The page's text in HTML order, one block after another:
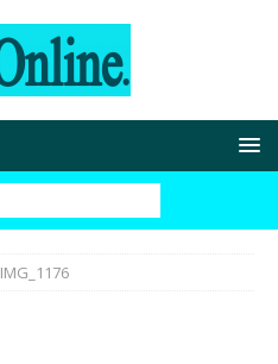
IMG_1176